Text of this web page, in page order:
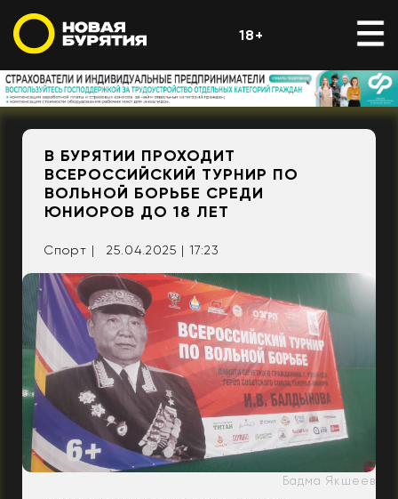
18+
В БУРЯТИИ ПРОХОДИТ
ВСЕРОССИЙСКИЙ ТУРНИР ПО
ВОЛЬНОЙ БОРЬБЕ СРЕДИ
ЮНИОРОВ ДО 18 ЛЕТ
Спорт | 25.04.2025 | 17:23
Бадма Якшеев